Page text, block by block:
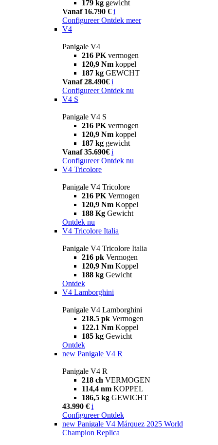
179 kg gewicht
Vanaf 16.790 € i
Configureer Ontdek meer
V4
Panigale V4
216 PK vermogen
120,9 Nm koppel
187 kg GEWCHT
Vanaf 28.490€ i
Configureer Ontdek nu
V4 S
Panigale V4 S
216 PK vermogen
120,9 Nm koppel
187 kg gewicht
Vanaf 35.690€ i
Configureer Ontdek nu
V4 Tricolore
Panigale V4 Tricolore
216 PK Vermogen
120,9 Nm Koppel
188 Kg Gewicht
Ontdek nu
V4 Tricolore Italia
Panigale V4 Tricolore Italia
216 pk Vermogen
120,9 Nm Koppel
188 kg Gewicht
Ontdek
V4 Lamborghini
Panigale V4 Lamborghini
218.5 pk Vermogen
122.1 Nm Koppel
185 kg Gewicht
Ontdek
new Panigale V4 R
Panigale V4 R
218 ch VERMOGEN
114,4 nm KOPPEL
186,5 kg GEWICHT
43.990 € i
Configureer Ontdek
new Panigale V4 Márquez 2025 World
Champion Replica